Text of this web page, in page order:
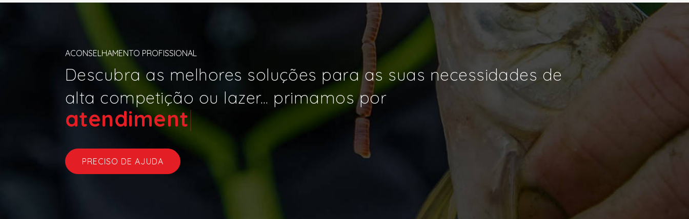
ACONSELHAMENTO PROFISSIONAL
Descubra as melhores soluções para as suas necessidades de
alta competição ou lazer... primamos por
atend|
PRECISO DE AJUDA